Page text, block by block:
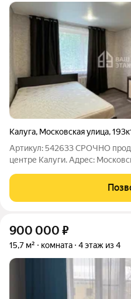
Калуга, Московская улица,
Артикул: 542633 СРОЧНО продаётся комната 17,6 кв. м в
центре Калуги. Адрес:
Расположение в самом сердце
полная готовность к
900 000 ₽
15,7 м² комната 4 этаж из 4